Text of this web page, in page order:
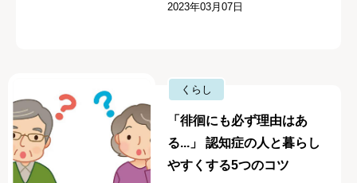
2023年03月07日
くらし
「徘徊にも必ず理由はあ
る...」 認知症の人と暮らし
やすくする5つのコツ